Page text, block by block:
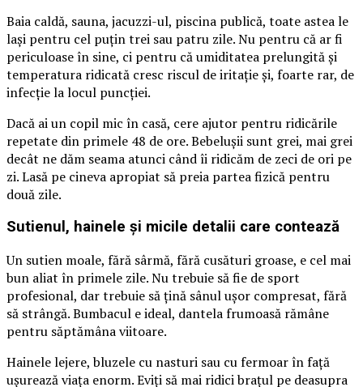
Baia caldă, sauna, jacuzzi-ul, piscina publică, toate astea le
lași pentru cel puțin trei sau patru zile. Nu pentru că ar fi
periculoase în sine, ci pentru că umiditatea prelungită și
temperatura ridicată cresc riscul de iritație și, foarte rar, de
infecție la locul puncției.
Dacă ai un copil mic în casă, cere ajutor pentru ridicările
repetate din primele 48 de ore. Bebelușii sunt grei, mai grei
decât ne dăm seama atunci când îi ridicăm de zeci de ori pe
zi. Lasă pe cineva apropiat să preia partea fizică pentru
două zile.
Sutienul, hainele și micile detalii care contează
Un sutien moale, fără sârmă, fără cusături groase, e cel mai
bun aliat în primele zile. Nu trebuie să fie de sport
profesional, dar trebuie să țină sânul ușor compresat, fără
să strângă. Bumbacul e ideal, dantela frumoasă rămâne
pentru săptămâna viitoare.
Hainele lejere, bluzele cu nasturi sau cu fermoar în față
ușurează viața enorm. Eviți să mai ridici brațul pe deasupra